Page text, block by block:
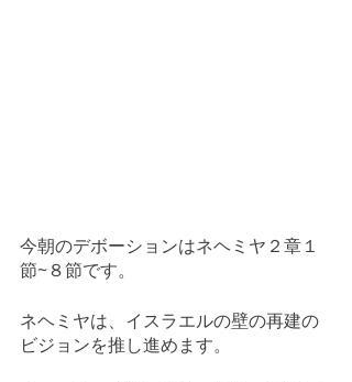
今朝のデボーションはネヘミヤ２章１
節~８節です。
ネヘミヤは、イスラエルの壁の再建の
ビジョンを推し進めます。